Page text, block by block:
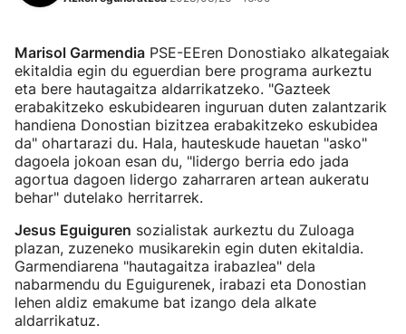
Marisol Garmendia PSE-EEren Donostiako alkategaiak
ekitaldia egin du eguerdian bere programa aurkeztu
eta bere hautagaitza aldarrikatzeko. "Gazteek
erabakitzeko eskubidearen inguruan duten zalantzarik
handiena Donostian bizitzea erabakitzeko eskubidea
da" ohartarazi du. Hala, hauteskude hauetan "asko"
dagoela jokoan esan du, "lidergo berria edo jada
agortua dagoen lidergo zaharraren artean aukeratu
behar" dutelako herritarrek.
Jesus Eguiguren sozialistak aurkeztu du Zuloaga
plazan, zuzeneko musikarekin egin duten ekitaldia.
Garmendiarena "hautagaitza irabazlea" dela
nabarmendu du Eguigurenek, irabazi eta Donostian
lehen aldiz emakume bat izango dela alkate
aldarrikatuz.